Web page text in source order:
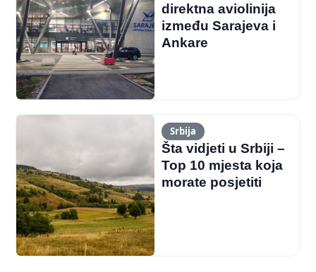
direktna aviolinija
između Sarajeva i
Ankare
Srbija
Šta vidjeti u Srbiji –
Top 10 mjesta koja
morate posjetiti